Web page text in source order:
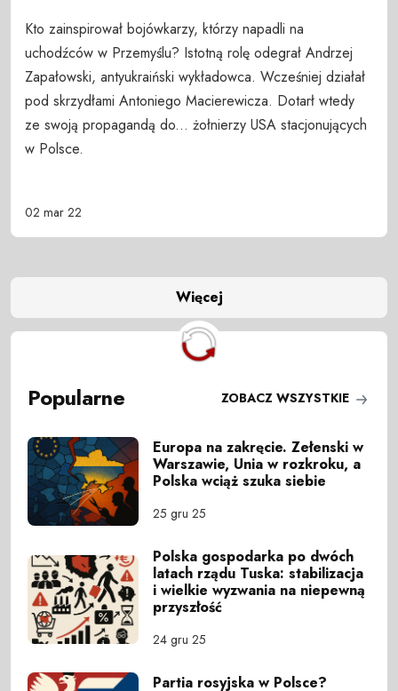
Kto zainspirował bojówkarzy, którzy napadli na
uchodźców w Przemyślu? Istotną rolę odegrał Andrzej
Zapałowski, antyukraiński wykładowca. Wcześniej działał
pod skrzydłami Antoniego Macierewicza. Dotarł wtedy
ze swoją propagandą do... żołnierzy USA stacjonujących
w Polsce.
02 mar 22
Więcej
Popularne ZOBACZ WSZYSTKIE
Europa na zakręcie. Zełenski w
Warszawie, Unia w rozkroku, a
Polska wciąż szuka siebie
25 gru 25
Polska gospodarka po dwóch
latach rządu Tuska: stabilizacja
i wielkie wyzwania na niepewną
przyszłość
24 gru 25
Partia rosyjska w Polsce?